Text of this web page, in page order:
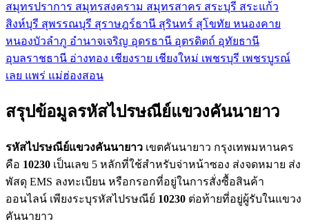
สมุทรปราการ สมุทรสงคราม สมุทรสาคร สระบุรี สระแก้ว
สิงห์บุรี สุพรรณบุรี สุราษฎร์ธานี สุรินทร์ สุโขทัย หนองคาย
หนองบัวลำภู อำนาจเจริญ อุดรธานี อุตรดิตถ์ อุทัยธานี
อุบลราชธานี อ่างทอง เชียงราย เชียงใหม่ เพชรบุรี เพชรบูรณ์
เลย แพร่ แม่ฮ่องสอน
สรุปข้อมูลรหัสไปรษณีย์แขวงคันนายาว
รหัสไปรษณีย์แขวงคันนายาว เขตคันนายาว กรุงเทพมหานคร
คือ 10230 เป็นเลข 5 หลักที่ใช้สำหรับจ่าหน้าซอง ส่งจดหมาย ส่ง
พัสดุ EMS ลงทะเบียน หรือกรอกที่อยู่ในการสั่งซื้อสินค้า
ออนไลน์ เพียงระบุรหัสไปรษณีย์ 10230 ต่อท้ายที่อยู่ผู้รับในแขวง
คันนายาว